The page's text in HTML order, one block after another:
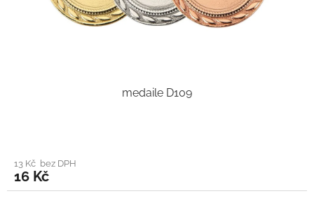
medaile D109
13 Kč bez DPH
16 Kč